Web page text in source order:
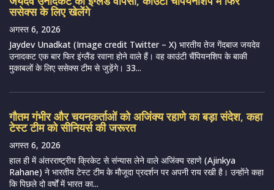
ससेक्स के लिए खेलेंगे
अगस्त 6, 2026
Jaydev Unadkat (Image credit Twitter – X) भारतीय तेज गेंदबाज जयदेव
उनादकट एक बार फिर इंग्लैंड रवाना होने वाले हैं। वह काउंटी चैंपियनशिप के बाकी
मुकाबलों के लिए ससेक्स टीम से जुड़ेंगे। 33...
गौतम गंभीर और चयनकर्ताओं को अजिंक्य रहाणे का बड़ा संदेश, कहा
टेस्ट टीम को सीनियर्स की जरूरत
अगस्त 6, 2026
हाल ही में अंतरराष्ट्रीय क्रिकेट से संन्यास लेने वाले अजिंक्य रहाणे (Ajinkya
Rahane) ने भारतीय टेस्ट टीम के मौजूदा प्रदर्शन पर अपनी राय रखी है। उन्होंने कहा
कि पिछले दो वर्षों में भारत का...